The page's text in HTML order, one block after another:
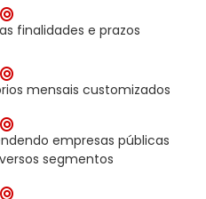
finalidades e prazos
mensais customizados
empresas públicas
segmentos